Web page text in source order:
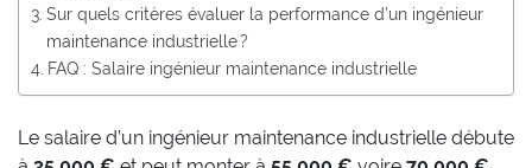
Sur quels critères évaluer la performance d’un ingénieur
maintenance industrielle ?
FAQ : Salaire ingénieur maintenance industrielle
Le salaire d’un ingénieur maintenance industrielle débute